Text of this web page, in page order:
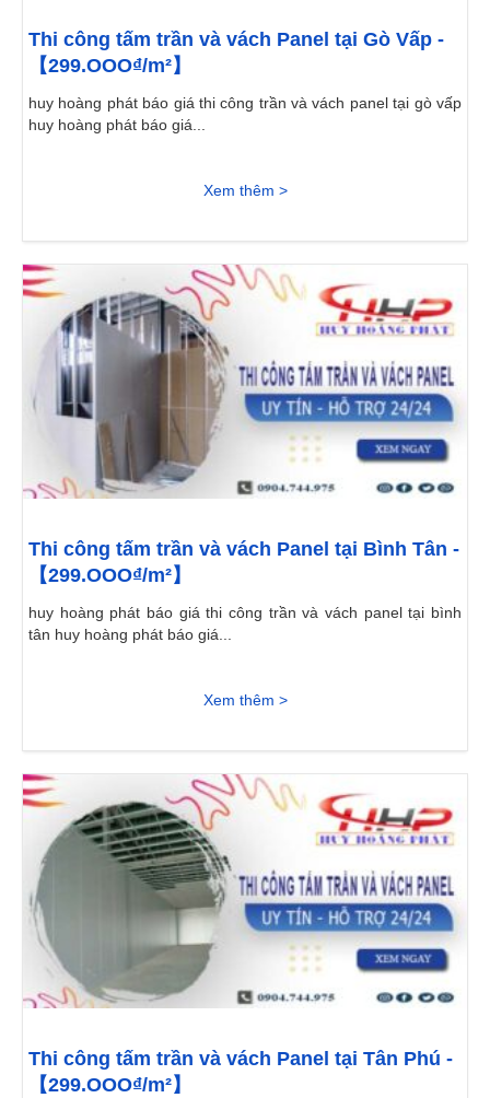
Thi công tấm trần và vách Panel tại Gò Vấp -
【299.OOO₫/m²】
huy hoàng phát báo giá thi công trần và vách panel tại gò vấp
huy hoàng phát báo giá...
Xem thêm >
Thi công tấm trần và vách Panel tại Bình Tân -
【299.OOO₫/m²】
huy hoàng phát báo giá thi công trần và vách panel tại bình
tân huy hoàng phát báo giá...
Xem thêm >
Thi công tấm trần và vách Panel tại Tân Phú -
【299.OOO₫/m²】